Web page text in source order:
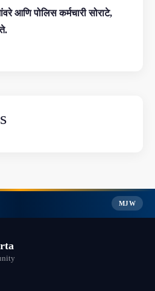
आणि पोलिस कर्मचारी सोराटे,
MJW